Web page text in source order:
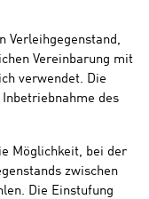
Verleihgegenstand,
Vereinbarung mit
verwendet. Die
des
Möglichkeit, bei der
zwischen
Die Einstufung